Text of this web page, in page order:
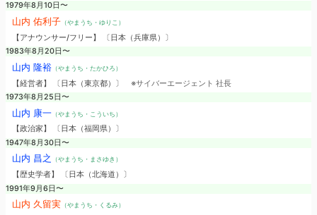
1979年8月10日〜
山内 佑利子（やまうち・ゆりこ）
【アナウンサー/フリー】 〔日本（兵庫県）〕
1983年8月20日〜
山内 隆裕（やまうち・たかひろ）
【経営者】 〔日本（東京都）〕 ※サイバーエージェント 社長
1973年8月25日〜
山内 康一（やまうち・こういち）
【政治家】 〔日本（福岡県）〕
1947年8月30日〜
山内 昌之 （やまうち・まさゆき）
【歴史学者】 〔日本（北海道）〕
1991年9月6日〜
山内 久留実（やまうち・くるみ）